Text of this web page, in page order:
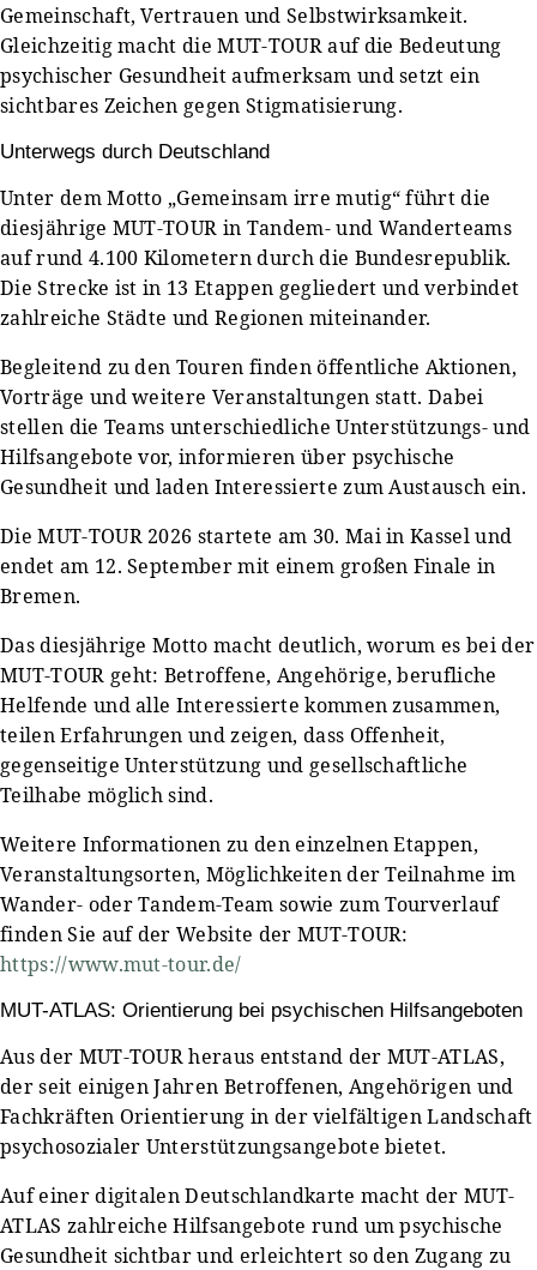
Gemeinschaft, Vertrauen und Selbstwirksamkeit.
Gleichzeitig macht die MUT-TOUR auf die Bedeutung
psychischer Gesundheit aufmerksam und setzt ein
sichtbares Zeichen gegen Stigmatisierung.
Unterwegs durch Deutschland
Unter dem Motto „Gemeinsam irre mutig“ führt die
diesjährige MUT-TOUR in Tandem- und Wanderteams
auf rund 4.100 Kilometern durch die Bundesrepublik.
Die Strecke ist in 13 Etappen gegliedert und verbindet
zahlreiche Städte und Regionen miteinander.
Begleitend zu den Touren finden öffentliche Aktionen,
Vorträge und weitere Veranstaltungen statt. Dabei
stellen die Teams unterschiedliche Unterstützungs- und
Hilfsangebote vor, informieren über psychische
Gesundheit und laden Interessierte zum Austausch ein.
Die MUT-TOUR 2026 startete am 30. Mai in Kassel und
endet am 12. September mit einem großen Finale in
Bremen.
Das diesjährige Motto macht deutlich, worum es bei der
MUT-TOUR geht: Betroffene, Angehörige, berufliche
Helfende und alle Interessierte kommen zusammen,
teilen Erfahrungen und zeigen, dass Offenheit,
gegenseitige Unterstützung und gesellschaftliche
Teilhabe möglich sind.
Weitere Informationen zu den einzelnen Etappen,
Veranstaltungsorten, Möglichkeiten der Teilnahme im
Wander- oder Tandem-Team sowie zum Tourverlauf
finden Sie auf der Website der MUT-TOUR:
https://www.mut-tour.de/
MUT-ATLAS: Orientierung bei psychischen Hilfsangeboten
Aus der MUT-TOUR heraus entstand der MUT-ATLAS,
der seit einigen Jahren Betroffenen, Angehörigen und
Fachkräften Orientierung in der vielfältigen Landschaft
psychosozialer Unterstützungsangebote bietet.
Auf einer digitalen Deutschlandkarte macht der MUT-
ATLAS zahlreiche Hilfsangebote rund um psychische
Gesundheit sichtbar und erleichtert so den Zugang zu